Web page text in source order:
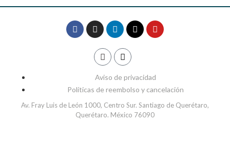
Aviso de privacidad
Políticas de reembolso y cancelación
Av. Fray Luis de León 1000, Centro Sur. Santiago de Querétaro,
Querétaro. México 76090